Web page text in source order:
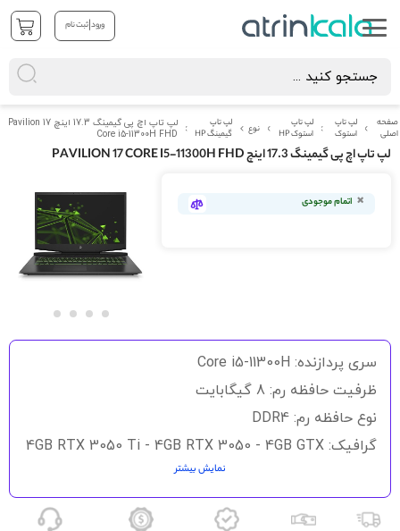
ورود|ثبت نام
صفحه
اصلی
لپ تاپ
استوک
لپ تاپ
استوک HP
نوع
لپ تاپ
گیمینگ HP
لپ تاپ اچ پی گیمینگ 17.3 اینچ Pavilion 17
Core i5-11300H FHD
لپ تاپ اچ پی گیمینگ 17.3 اینچ PAVILION 17 CORE I5-11300H FHD
تصاویر
اتمام موجودی
سری پردازنده: Core i5-11300H
ظرفیت حافظه رم: 8 گیگابایت
نوع حافظه رم: DDR4
گرافیک: 4GB RTX 3050 Ti - 4GB RTX 3050 - 4GB GTX
حافظه ذخیره سازی: 256GB - 512GB SSD
اندازه صفحه نمایش: 17.3 اینچ
نمایش بیشتر